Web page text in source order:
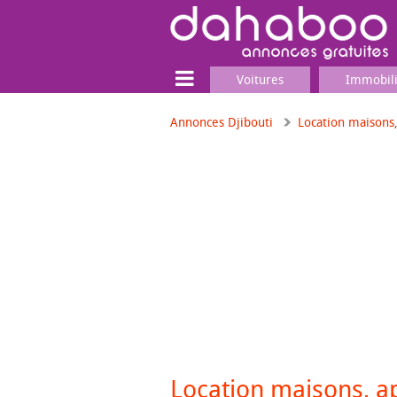
Voitures
Annonces Djibouti Location
Location maisons,